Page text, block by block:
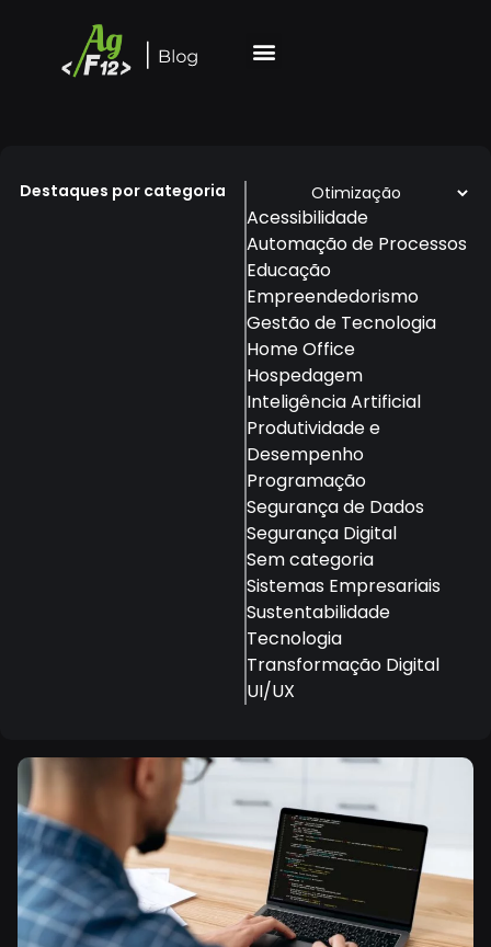
Destaques por categoria
Acessibilidade
Automação de Processos
Educação
Empreendedorismo
Gestão de Tecnologia
Home Office
Hospedagem
Inteligência Artificial
Produtividade e
Desempenho
Programação
Segurança de Dados
Segurança Digital
Sem categoria
Sistemas Empresariais
Sustentabilidade
Tecnologia
Transformação Digital
UI/UX